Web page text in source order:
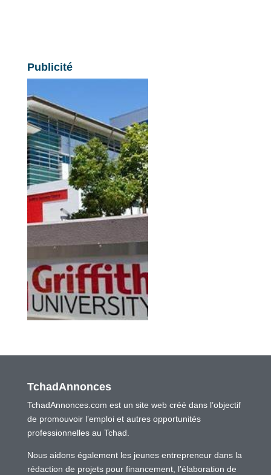
Publicité
TchadAnnonces
TchadAnnonces.com est un site web créé dans l’objectif
de promouvoir l’emploi et autres opportunités
professionnelles au Tchad.
Nous aidons également les jeunes entrepreneur dans la
rédaction de projets pour financement, l’élaboration de